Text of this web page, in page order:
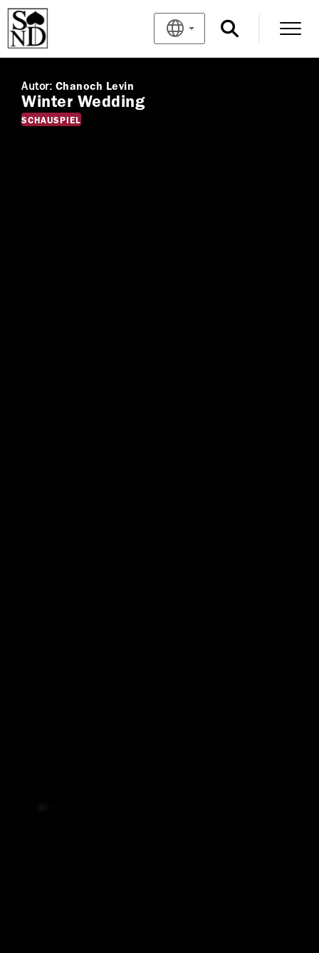
Autor: Chanoch Levin
Winter Wedding
SCHAUSPIEL